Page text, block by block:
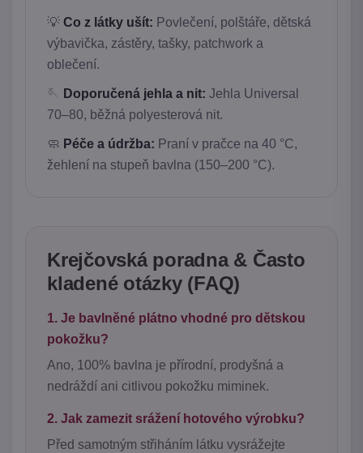
💡 Co z látky ušít: Povlečení, polštáře, dětská
výbavička, zástěry, tašky, patchwork a
oblečení.
🪡 Doporučená jehla a nit: Jehla Universal
70–80, běžná polyesterová nit.
🧼 Péče a údržba: Praní v pračce na 40 °C,
žehlení na stupeň bavlna (150–200 °C).
Krejčovská poradna & Často
kladené otázky (FAQ)
1. Je bavlněné plátno vhodné pro dětskou
pokožku?
Ano, 100% bavlna je přírodní, prodyšná a
nedráždí ani citlivou pokožku miminek.
2. Jak zamezit srážení hotového výrobku?
Před samotným střiháním látku vysrážejte